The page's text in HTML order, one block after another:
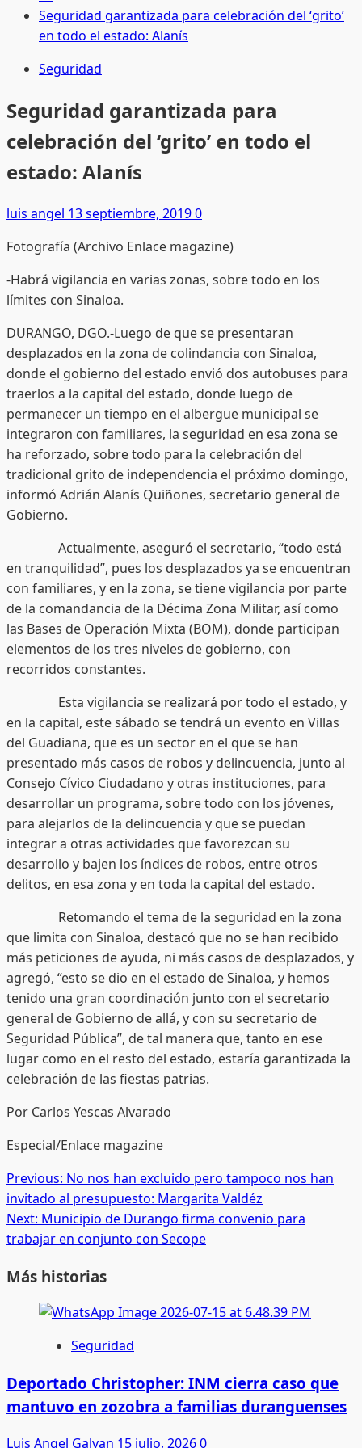
Seguridad garantizada para celebración del ‘grito’
en todo el estado: Alanís
Seguridad
Seguridad garantizada para
celebración del ‘grito’ en todo el
estado: Alanís
luis angel 13 septiembre, 20190
Fotografía (Archivo Enlace magazine)
-Habrá vigilancia en varias zonas, sobre todo en los
límites con Sinaloa.
DURANGO, DGO.-Luego de que se presentaran
desplazados en la zona de colindancia con Sinaloa,
donde el gobierno del estado envió dos autobuses para
traerlos a la capital del estado, donde luego de
permanecer un tiempo en el albergue municipal se
integraron con familiares, la seguridad en esa zona se
ha reforzado, sobre todo para la celebración del
tradicional grito de independencia el próximo domingo,
informó Adrián Alanís Quiñones, secretario general de
Gobierno.
Actualmente, aseguró el secretario, “todo está
en tranquilidad”, pues los desplazados ya se encuentran
con familiares, y en la zona, se tiene vigilancia por parte
de la comandancia de la Décima Zona Militar, así como
las Bases de Operación Mixta (BOM), donde participan
elementos de los tres niveles de gobierno, con
recorridos constantes.
Esta vigilancia se realizará por todo el estado, y
en la capital, este sábado se tendrá un evento en Villas
del Guadiana, que es un sector en el que se han
presentado más casos de robos y delincuencia, junto al
Consejo Cívico Ciudadano y otras instituciones, para
desarrollar un programa, sobre todo con los jóvenes,
para alejarlos de la delincuencia y que se puedan
integrar a otras actividades que favorezcan su
desarrollo y bajen los índices de robos, entre otros
delitos, en esa zona y en toda la capital del estado.
Retomando el tema de la seguridad en la zona
que limita con Sinaloa, destacó que no se han recibido
más peticiones de ayuda, ni más casos de desplazados, y
agregó, “esto se dio en el estado de Sinaloa, y hemos
tenido una gran coordinación junto con el secretario
general de Gobierno de allá, y con su secretario de
Seguridad Pública”, de tal manera que, tanto en ese
lugar como en el resto del estado, estaría garantizada la
celebración de las fiestas patrias.
Por Carlos Yescas Alvarado
Especial/Enlace magazine
Post
navigation
Previous: No nos han excluido pero tampoco nos han
invitado al presupuesto: Margarita Valdéz
Next: Municipio de Durango firma convenio para
trabajar en conjunto con Secope
Más historias
Seguridad
Deportado Christopher: INM cierra caso que
mantuvo en zozobra a familias duranguenses
Luis Angel Galvan 15 julio, 20260